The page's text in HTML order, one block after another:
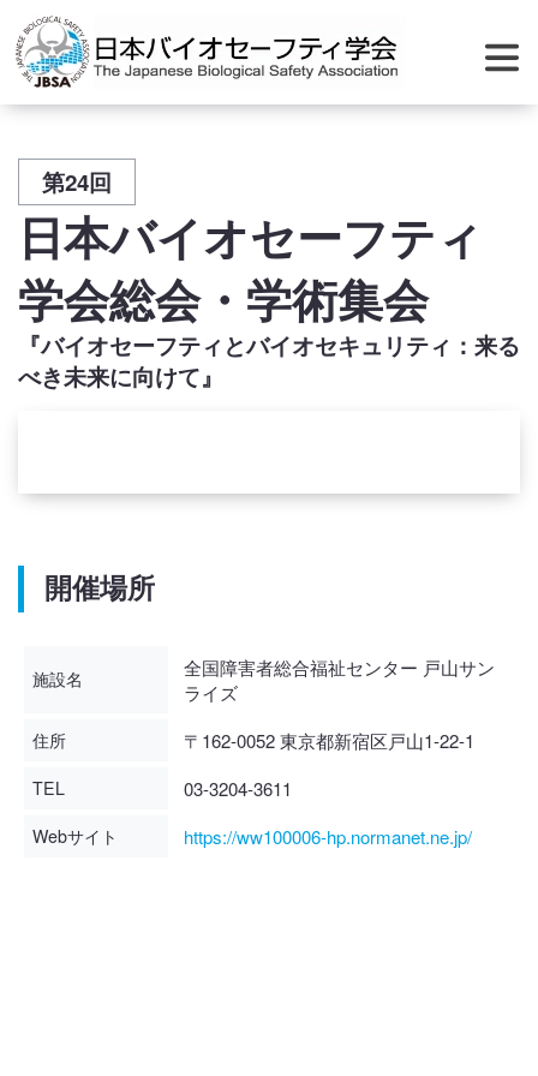
第24回
日本バイオセーフティ
学会総会・学術集会
『バイオセーフティとバイオセキュリティ：来る
べき未来に向けて』
開催場所
施設名
全国障害者総合福祉センター 戸山サン
ライズ
住所 〒162-0052 東京都新宿区戸山1-22-1
TEL 03-3204-3611
Webサイト https://ww100006-hp.normanet.ne.jp/